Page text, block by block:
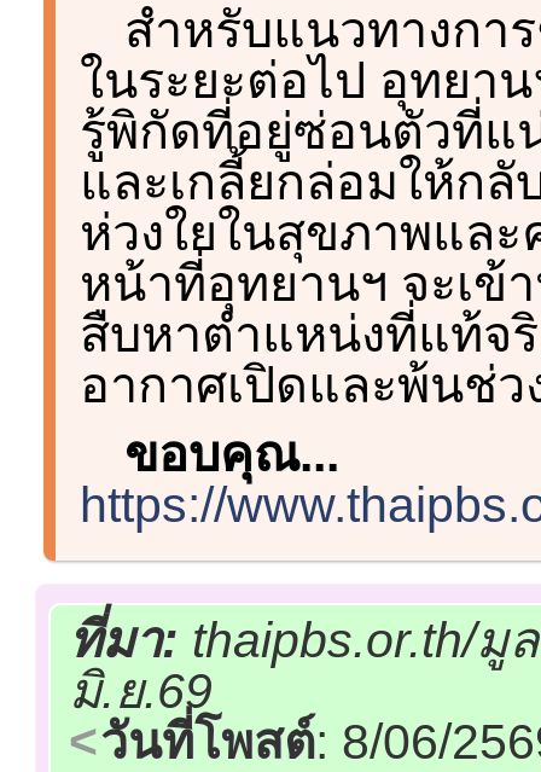
สำหรับแนวทางกา
ในระยะต่อไป อุทยา
รู้พิกัดที่อยู่ซ่อนตัวที่แ
และเกลี้ยกล่อมให้กลั
ห่วงใยในสุขภาพแล
หน้าที่อุทยานฯ จะเข้
สืบหาตำแหน่งที่แท้จ
อากาศเปิดและพ้นช่ว
ขอบคุณ...
https://
ที่มา: thaipbs.or.th/
มิ.ย.69
วันที่โพสต์: 8/06/